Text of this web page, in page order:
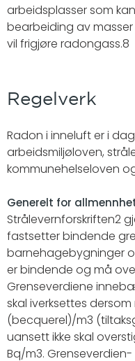
arbeidsplasser som
bearbeiding av
vil frigjøre radongass.8
Regelverk
Radon i inneluft er i
arbeidsmiljøloven,
kommunehelseloven
Generelt for
Strålevernforskriften2
fastsetter bindende
barnehagebygninger
er bindende og må
Grenseverdiene
skal iverksettes
(becquerel)/m3
uansett ikke skal
Bq/m3.